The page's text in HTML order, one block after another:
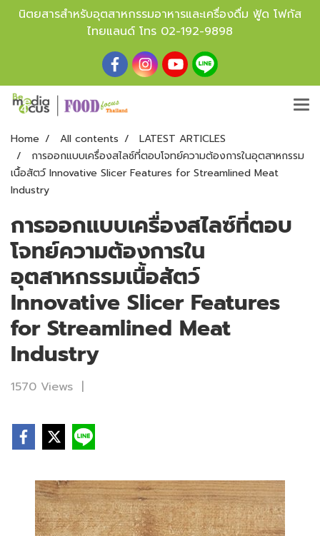
นิตยสารสำหรับอุตสาหกรรมอาหารและเครื่องดื่ม ฟู้ด โฟกัส
ไทยแลนด์ โทร 02-192-9898
Home All contents
LATEST ARTICLES
การออกแบบเครื่องสไลซ์ที่ตอบโจทย์ความต้องการในอุตสาหกรรม
เนื้อสัตว์ Innovative Slicer Features for Streamlined Meat
Industry
การออกแบบเครื่องสไลซ์ที่ตอบ
โจทย์ความต้องการใน
อุตสาหกรรมเนื้อสัตว์
Innovative Slicer Features
for Streamlined Meat
Industry
1570 Views |